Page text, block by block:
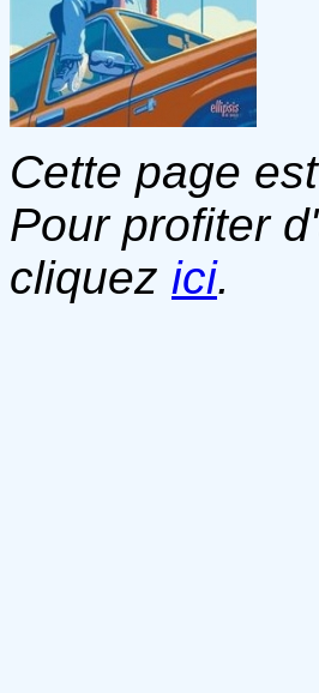
Cette page
Pour profiter
cliquez ici.